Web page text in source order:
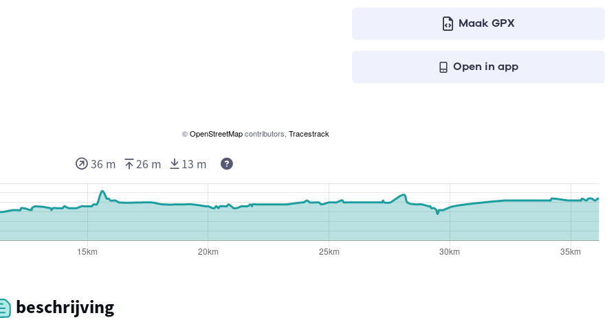
©OpenStreetMapcontributors, Tracestrack
Maak GPX
Open in app
36 m 26 m 13 m
beschrijving